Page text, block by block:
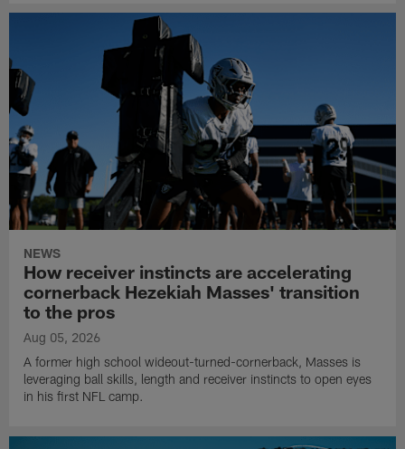
NEWS
How receiver instincts are accelerating
cornerback Hezekiah Masses' transition
to the pros
Aug 05, 2026
A former high school wideout-turned-cornerback, Masses is
leveraging ball skills, length and receiver instincts to open eyes
in his first NFL camp.